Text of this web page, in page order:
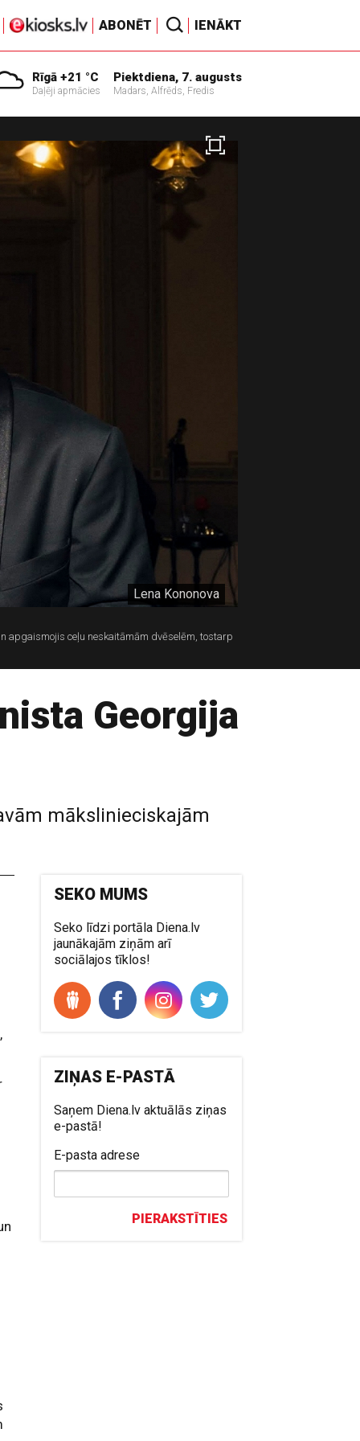
ABONĒT IENĀKT
Rīgā +21 °C
Daļēji apmācies
Piektdiena, 7. augusts
Madars, Alfrēds, Fredis
Lena Kononova
apgaismojis ceļu neskaitāmām dvēselēm, tostarp
Georgija
mākslinieciskajām
SEKO MUMS
Seko līdzi portāla Diena.lv
jaunākajām ziņām arī
sociālajos tīklos!
ZIŅAS E-PASTĀ
Saņem Diena.lv aktuālās ziņas
e-pastā!
E-pasta adrese
PIERAKSTĪTIES